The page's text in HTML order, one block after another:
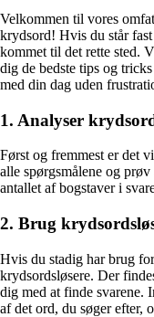
Velkommen til vores
krydsord! Hvis du står
kommet til det rette sted.
dig de bedste tips og
med din dag uden
1. Analyser
Først og fremmest er det
alle spørgsmålene og
antallet af bogstaver i
2. Brug
Hvis du stadig har brug
krydsordsløsere. Der
dig med at finde svarene.
af det ord, du søger efter,